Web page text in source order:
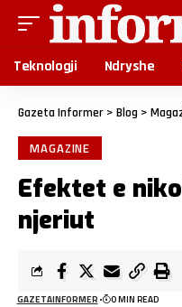
Teknologji Ndryshe
Gazeta Informer > Blog >
MAGAZINE
Efektet e
njeriut
GAZETAINFORMER 0 MIN READ